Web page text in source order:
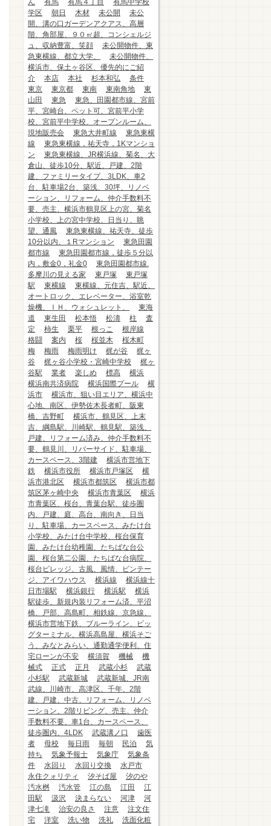
ん
有馬 有馬４丁目
有馬中学校
学区
朝日 木材 未公開
未公
開、溝の口ガーデンアクアス、高層
階、角部屋、９０㎡超、コンシェルジ
ュ、収納豊富、笑顔
未公開物件、東
急東横線、都立大学、
未公開物件、
横浜市、保土ヶ谷区、優先的にご紹
介
本店 本社 杉本和弘
条件
東京
東京都 東南 東南角地
東
山田
東急
東急、田園都市線、宮前
平、宮崎台、ペット可、宮前平小学
校、宮前平中学校、オープンルーム、
現地販売会
東急大井町線
東急東横
線
東急東横線，祐天寺，1Kマンショ
ン
東急東横線、JR横浜線、菊名、大
倉山、徒歩10分、駅近、戸建、2階
建、ファミリータイプ、3LDK、車2
台、駐車場2台、築浅、30坪、リノベ
ーション、リフォーム、仲介手数料不
要、売主、横浜市鶴見区上の宮、菊名
小学校、上の宮中学校、日当り、眺
望、通風
東急東横線、祐天寺、徒歩
10分以内、１Rマンション
東急田園
都市線
東急田園都市線，徒歩５分以
内，敷金0，礼金0
東急田園都市線.
多摩川の見える家
東戸塚
東戸塚
駅
東横線
東横線、元住吉、駅近、
オートロック、エレベーター、浴室乾
燥機、ＩＨ、ウォシュレット、
東海
道
東生田 松本悟 松濤 柱
査
定
柿生 栗平 根っこ
根岸線
格闘
案内 桜 桜並木
桜木町
梅
梅雨 梅雨明け 梶が谷
梶ヶ
谷
梶ヶ谷小学校・宮崎中学校
梶ヶ
谷駅
業者 楽しめ 標高
横浜
横浜南共済病院
横浜国際プール
横
浜市
横浜市、狙い目エリア、横浜中
心地、南区、伊勢佐木長者町、阪東
橋、吉野町
横浜市、鶴見区、上末
吉、綱島駅、川崎駅、鶴見駅、築浅、
戸建、リフォーム済み、仲介手数料不
要、鶴見川、リバーサイド、駐車場、
カースペース、3階建
横浜市営地下
鉄
横浜市役所 横浜市戸塚区
横
浜市港北区
横浜市都筑区
横浜市都
筑区茅ヶ崎中央
横浜市青葉区
横浜
市青葉区、桜台、青葉台駅、徒歩圏
内、戸建、庭、高台、南向き、日当
り、駐車場、カースペース、みたけ台
小学校、みたけ台中学校、桜台保育
園、みたけ台幼稚園、たちばな台公
園、桜台第二公園、たちばな台病院、
桜台ビレッジ、古風、風情、ビンテー
ジ、アイワハウス
横浜線
横浜線十
日市場駅
横浜銀行 横浜駅
横浜
駅徒歩、新規内装リフォーム済、平沼
橋、戸部、高島町、相鉄線、京急線、
横浜市営地下鉄、ブルーライン、ビッ
グターミナル、横浜高島屋、横浜そご
う、みなとみらい、通勤通学便利、住
宅ローンが不安
横須賀 機械
機
械式
正式 正月 武蔵小杉
武蔵
小杉駅
武蔵新城
武蔵新城、JR南
武線、川崎市、高津区、千年、2階
建、戸建、中古、リフォーム、リノベ
ーション、2階リビング、売主、仲介
手数料不要、車1台、カースペース、
徒歩圏内、4LDK
武蔵溝ノ口
歯医
者
母校 毎日雨 毎朝 民泊
気
持ち
気象予報士 気象庁
気象条
件
水回り 水回り交換
水戸市
永住クォリティ
汐そば屋
汐のや
汚水桝
汚水管 江の島 江田
江
田駅
汲沢 決まらない 河津
河
津七滝
治安の良さ 注意
注文住
宅
洋室 洗い物 洗礼
洗面化粧